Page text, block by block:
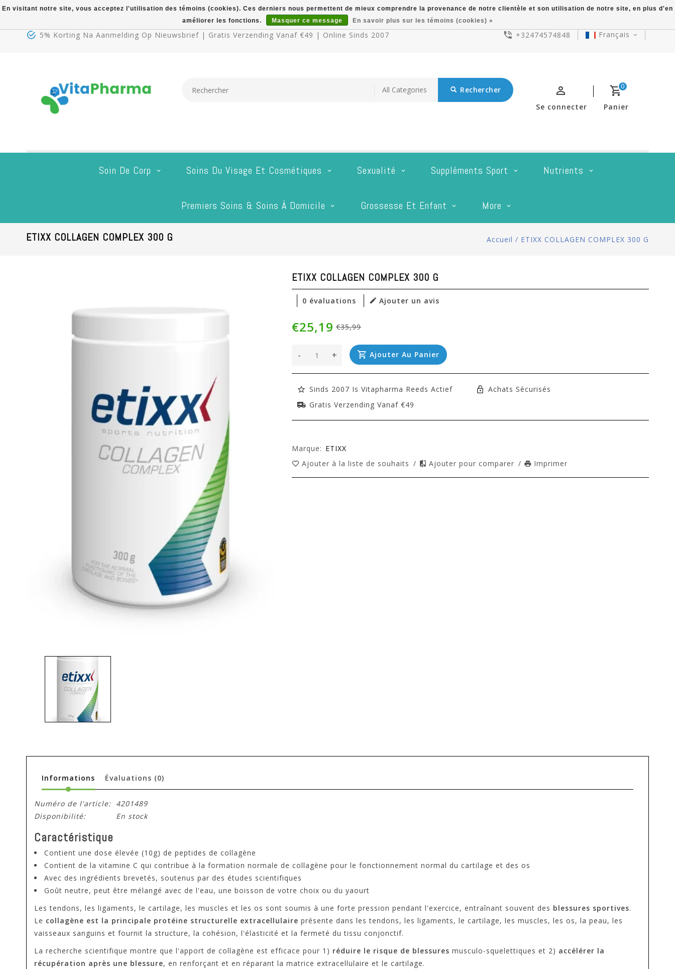
5% Korting Na Aanmelding Op Nieuwsbrief | Gratis Verzending Vanaf €49 | Online Sinds 2007 +32474574848 Français
Rechercher 0
Panier
Se connecter
Soin De Corp Soins Du Visage Et Cosmétiques Sexualité Suppléments Sport Nutrients
Premiers Soins & Soins À Domicile Grossesse Et Enfant More
ETIXX COLLAGEN COMPLEX 300 G Accueil / ETIXX COLLAGEN COMPLEX 300 G
ETIXX COLLAGEN COMPLEX 300 G
0 évaluations Ajouter un avis
€35,99
€25,19
+
- Ajouter Au Panier
Sinds 2007 Is Vitapharma Reeds Actief
Achats Sécurisés
Gratis Verzending Vanaf €49
Marque: ETIXX
Ajouter à la liste de souhaits / Ajouter pour comparer / Imprimer
Informations Évaluations (0)
Numéro de l'article: 4201489
Disponibilité:
En stock
Caractéristique
Contient une dose élevée (10g) de peptides de collagène
Contient de la vitamine C qui contribue à la formation normale de collagène pour le fonctionnement normal du cartilage et des os
Avec des ingrédients brevetés, soutenus par des études scientifiques
Goût neutre, peut être mélangé avec de l'eau, une boisson de votre choix ou du yaourt
Les tendons, les ligaments, le cartilage, les muscles et les os sont soumis à une forte pression pendant l'exercice, entraînant souvent des blessures sportives.
Le collagène est la principale protéine structurelle extracellulaire présente dans les tendons, les ligaments, le cartilage, les muscles, les os, la peau, les
vaisseaux sanguins et fournit la structure, la cohésion, l'élasticité et la fermeté du tissu conjonctif.
La recherche scientifique montre que l'apport de collagène est efficace pour 1) réduire le risque de blessures musculo-squelettiques et 2) accélérer la
récupération après une blessure, en renforçant et en réparant la matrice extracellulaire et le cartilage.
En visitant notre site, vous acceptez l'utilisation des témoins (cookies). Ces derniers nous permettent de mieux comprendre la provenance de notre clientèle et son utilisation de notre site, en plus d'en
améliorer les fonctions.
Masquer ce message En savoir plus sur les témoins (cookies) »